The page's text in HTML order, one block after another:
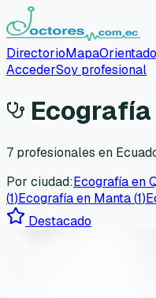
DirectorioMapa
AccederSoy profesional
Ecografía
7 profesionales en
Por ciudad:Ecografíaen
(1)Ecografíaen Manta(1)
Destacado